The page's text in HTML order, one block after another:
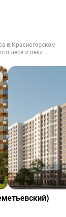
в Красногорском
леса и реки...